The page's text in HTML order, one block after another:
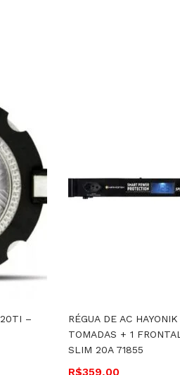
–
RÉGUA DE AC
TOMADAS + 1
SLIM 20A 71855
R$359,00